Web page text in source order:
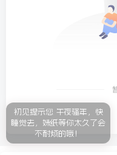
初见提示您 午夜骚年，快
睡觉去，妹纸等你太久了会
不耐烦的哦！